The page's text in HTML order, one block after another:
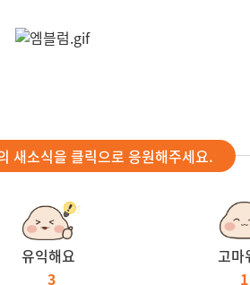
새소식을 클릭으로 응원해주세요.
유익해요
3
고마
1